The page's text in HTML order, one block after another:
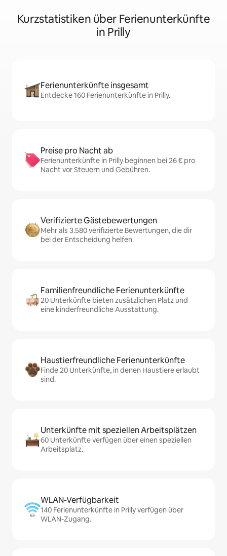
Kurzstatistiken über Ferienunterkünfte
in Prilly
Ferienunterkünfte insgesamt
Entdecke 160 Ferienunterkünfte in Prilly.
Preise pro Nacht ab
Ferienunterkünfte in Prilly beginnen bei 26 € pro
Nacht vor Steuern und Gebühren.
Verifizierte Gästebewertungen
Mehr als 3.580 verifizierte Bewertungen, die dir
bei der Entscheidung helfen
Familienfreundliche Ferienunterkünfte
20 Unterkünfte bieten zusätzlichen Platz und
eine kinderfreundliche Ausstattung.
Haustierfreundliche Ferienunterkünfte
Finde 20 Unterkünfte, in denen Haustiere erlaubt
sind.
Unterkünfte mit speziellen Arbeitsplätzen
60 Unterkünfte verfügen über einen speziellen
Arbeitsplatz.
WLAN-Verfügbarkeit
140 Ferienunterkünfte in Prilly verfügen über
WLAN-Zugang.